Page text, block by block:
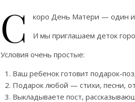
С
коро День Матери — один
И мы приглашаем деток
Условия очень простые:
Ваш ребенок готовит подарок-
Подарок любой — стихи, песни,
Выкладываете пост,